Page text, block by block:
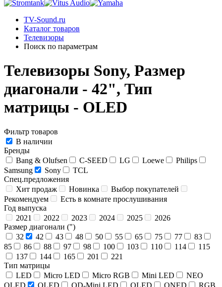
TV-Sound.ru
Каталог товаров
Телевизоры
Поиск по параметрам
Телевизоры Sony, Размер
диагонали - 42", Тип
матрицы - OLED
Фильтр товаров
В наличии
Бренды
Bang & Olufsen
C-SEED LG Loewe
Philips
Samsung
Sony
TCL
Спец.предложения
Хит продаж
Новинка
Выбор покупателей
Рекомендуем
Есть в комнате прослушивания
Год выпуска
2021
2022 2023 2024 2025
2026
Размер диагонали (")
32
42 43 48 50 55 65 75 77
83
85
86 88 97 98 100 103 110 114
115
137
144 165 201
221
Тип матрицы
LED
Micro LED Micro RGB Mini LED
NEO
QLED
OLED QD-Mini LED QLED QNED
RGB